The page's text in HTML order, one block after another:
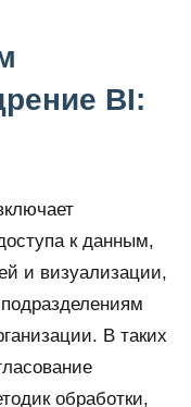
BI:
к данным,
и визуализации,
В таких
обработки,